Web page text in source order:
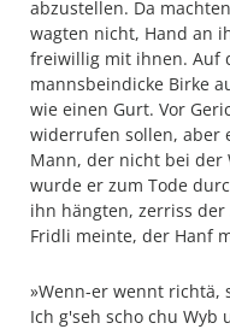
abzustellen. Da
wagten nicht, Hand an
freiwillig mit ihnen. Auf
mannsbeindicke Birke
wie einen Gurt. Vor
widerrufen sollen, aber
Mann, der nicht bei
wurde er zum Tode
ihn hängten, zerriss
Fridli meinte, der Hanf
»Wenn-er wennt richtä,
Ich g'seh scho chu Wyb